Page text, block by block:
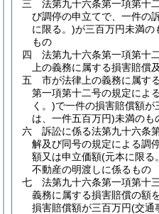
三 法第九十六条第一項第十
び調停の申立てで、一件の
に限る。)が三百万円未満の
もの
四 法第九十六条第一項第十
上の義務に属する損害賠償
五 市が法律上の義務に属す
第一項第十二号の規定によ
く。)で一件の損害賠償額が
は、一件五百万円)未満のも
六 訴訟に係る法第九十六条
解及び同号の規定による調
額又は申立価額(元本に限る
不動産の明渡しに係るもの
七 法第九十六条第一項第十
義務に属する損害賠償の額
損害賠償額が三百万円(交通